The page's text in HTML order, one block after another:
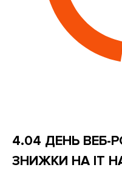
4.04 ДЕНЬ ВЕБ-
ЗНИЖКИ НА IT